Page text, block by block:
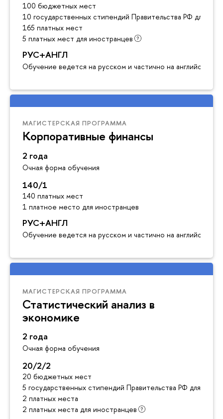
100 бюджетных мест
10 государственных стипендий Правительства РФ для
165 платных мест
5 платных мест для иностранцев
РУС+АНГЛ
Обучение ведется на русском и частично на английском
МАГИСТЕРСКАЯ ПРОГРАММА
Корпоративные финансы
2 года
Очная форма обучения
140/1
140 платных мест
1 платное место для иностранцев
РУС+АНГЛ
Обучение ведется на русском и частично на английском
МАГИСТЕРСКАЯ ПРОГРАММА
Статистический анализ в
экономике
2 года
Очная форма обучения
20/2/2
20 бюджетных мест
5 государственных стипендий Правительства РФ для
2 платных места
2 платных места для иностранцев